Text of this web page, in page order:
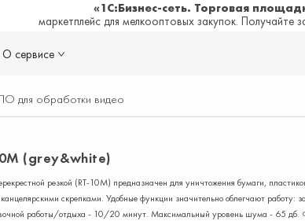
«1С:Бизнес-сеть. Торговая
маркетплейс для мелкооптовых закупок. Получайте
О сервисе
для обработки видео
(grey&white)
резкой (RT-10М) предназначен для уничтожения бумаги,
скрепками. Удобные функции значительно облегчают работу:
работы/отдыха - 10/20 минут. Максимальный уровень шума - 65 дб.